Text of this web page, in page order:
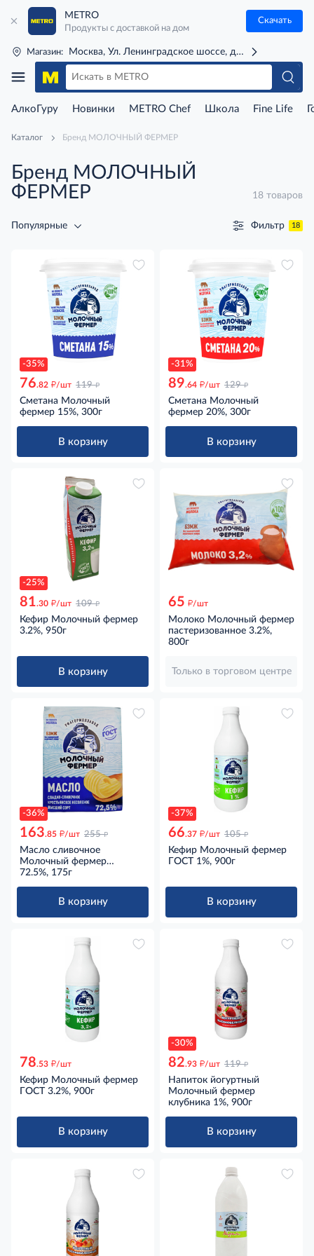
METRO
Продукты с доставкой на дом
Скачать
Магазин: Москва, Ул. Ленинградское шоссе, д. 71Г (м. Речной
АлкоГуру Новинки METRO Chef Школа Fine Life
Каталог Бренд МОЛОЧНЫЙ ФЕРМЕР
Бренд МОЛОЧНЫЙ
ФЕРМЕР
18 товаров
Популярные Фильтр 18
-35%
76.82 д/шт 119 д
Сметана Молочный
фермер 15%, 300г
В корзину
-31%
89.64 д/шт 129 д
Сметана Молочный
фермер 20%, 300г
В корзину
-25%
81.30 д/шт 109 д
Кефир Молочный фермер
3.2%, 950г
В корзину
65 д/шт
Молоко Молочный фермер
пастеризованное 3.2%,
800г
Только в торговом центре
-36%
163.85 д/шт 255 д
Масло сливочное
Молочный фермер
Крестьянское ГОСТ 72.5%,
72.5%, 175г
В корзину
-37%
66.37 д/шт 105 д
Кефир Молочный фермер
ГОСТ 1%, 900г
В корзину
78.53 д/шт
Кефир Молочный фермер
ГОСТ 3.2%, 900г
В корзину
-30%
82.93 д/шт 119 д
Напиток йогуртный
Молочный фермер
клубника 1%, 900г
В корзину